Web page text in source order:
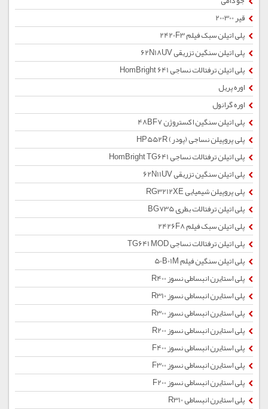
قیر 200300
پلی اتیلن سبک فیلم 2420F3
پلی اتیلن سنگین تزریقی 62N18UV
پلی اتیلن ترفتالات نساجی HomBright 641
اوره پریل
اوره گرانول
پلی اتیلن سنگین اکستروژن 48BF7
پلی پروپیلن نساجی (پودر) HP552R
پلی اتیلن ترفتالات نساجی HomBright TG641
پلی اتیلن سنگین تزریقی 62N11UV
پلی پروپیلن شیمیایی RG3212XE
پلی اتیلن ترفتالات بطری BG735
پلی اتیلن سبک فیلم 2426F8
پلی اتیلن ترفتالات نساجی TG641 MOD
پلی اتیلن سنگین فیلم 50B01M
پلی استایرن انبساطی نسوز R400
پلی استایرن انبساطی نسوز R310
پلی استایرن انبساطی نسوز R300
پلی استایرن انبساطی نسوز R200
پلی استایرن انبساطی نسوز F400
پلی استایرن انبساطی نسوز F300
پلی استایرن انبساطی نسوز F200
پلی استایرن انبساطی R310